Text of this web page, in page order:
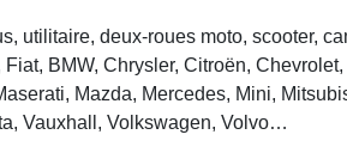
utilitaire, deux-roues moto, scooter,
BMW, Chrysler, Citroën,
Mazda, Mercedes, Mini,
Vauxhall, Volkswagen, Volvo…